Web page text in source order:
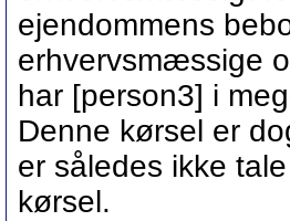
ejendommens
erhvervsmæssige
har [person3] i
Denne kørsel er
er således ikke
kørsel.